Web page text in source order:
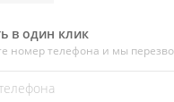
в один клик
номер телефона и мы